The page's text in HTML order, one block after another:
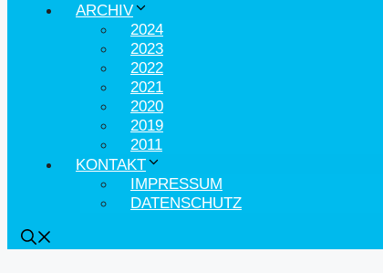
ARCHIV
2024
2023
2022
2021
2020
2019
2011
KONTAKT
IMPRESSUM
DATENSCHUTZ